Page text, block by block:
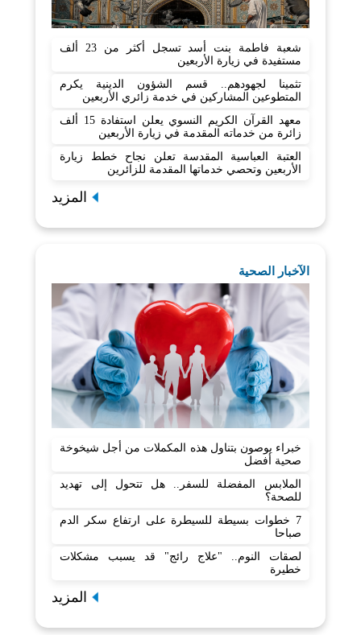
شعبة فاطمة بنت أسد تسجل أكثر من 23 ألف
مستفيدة في زيارة الأربعين
تثمينا لجهودهم.. قسم الشؤون الدينية يكرم
المتطوعين المشاركين في خدمة زائري الأربعين
معهد القرآن الكريم النسوي يعلن استفادة 15 ألف
زائرة من خدماته المقدمة في زيارة الأربعين
العتبة العباسية المقدسة تعلن نجاح خطط زيارة
الأربعين وتحصي خدماتها المقدمة للزائرين
المزيد
الآخبار الصحية
خبراء يوصون بتناول هذه المكملات من أجل شيخوخة
صحية أفضل
الملابس المفضلة للسفر.. هل تتحول إلى تهديد
للصحة؟
7 خطوات بسيطة للسيطرة على ارتفاع سكر الدم
صباحا
لصقات النوم.. "علاج رائج" قد يسبب مشكلات
خطيرة
المزيد